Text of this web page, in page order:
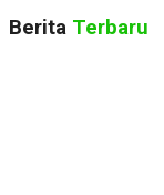
Berita Terbaru